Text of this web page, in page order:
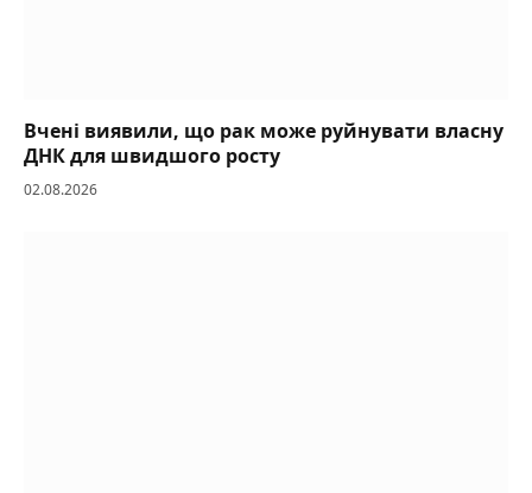
Вчені виявили, що рак може руйнувати власну
ДНК для швидшого росту
02.08.2026